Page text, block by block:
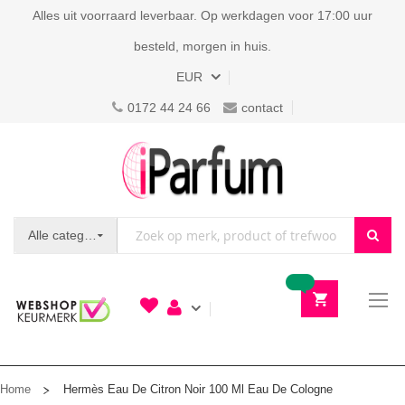
Alles uit voorraard leverbaar. Op werkdagen voor 17:00 uur
besteld, morgen in huis.
EUR
0172 44 24 66 contact
Home Hermès Eau De Citron Noir 100 Ml Eau De Cologne